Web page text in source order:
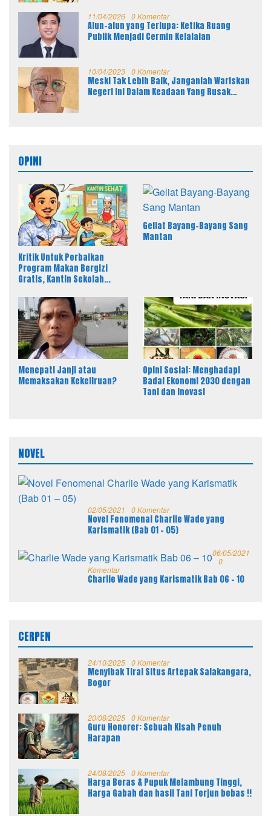
11/04/2026 0 Komentar
Alun-alun yang Terlupa: Ketika Ruang
Publik Menjadi Cermin Kelalaian
10/04/2023 0 Komentar
Meski Tak Lebih Baik, Janganlah Wariskan
Negeri Ini Dalam Keadaan Yang Rusak
OPINI
Kritik Untuk Perbaikan
Program Makan Bergizi
Gratis, Kantin Sekolah
Geliat Bayang-Bayang Sang
Mantan
Menepati Janji atau
Memaksakan Kekeliruan?
Opini Sosial: Menghadapi
Badai Ekonomi 2030 dengan
Tani dan Inovasi
NOVEL
02/05/2021 0 Komentar
Novel Fenomenal Charlie Wade yang
Karismatik (Bab 01 – 05)
06/05/2021
0
Komentar
Charlie Wade yang Karismatik Bab 06 – 10
CERPEN
24/10/2025 0 Komentar
Menyibak Tirai Situs Artepak Salakangara,
Bogor
20/08/2025 0 Komentar
Guru Honorer: Sebuah Kisah Penuh
Harapan
24/08/2025 0 Komentar
Harga Beras & Pupuk Melambung Tinggi,
Harga Gabah dan hasil Tani Terjun bebas !!